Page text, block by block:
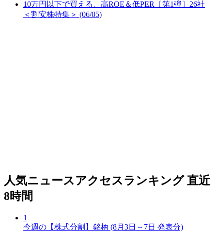
10万円以下で買える、高ROE＆低PER〔第1弾〕26社
＜割安株特集＞ (06/05)
人気ニュースアクセスランキング 直近
8時間
1
今週の【株式分割】銘柄 (8月3日～7日 発表分)